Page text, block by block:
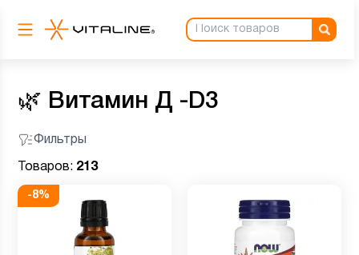
🌿 Витамин Д -D3
Фильтры
Товаров: 213
-8%